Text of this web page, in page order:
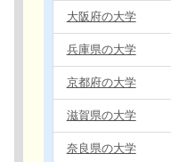
大阪府の大学
兵庫県の大学
京都府の大学
滋賀県の大学
奈良県の大学